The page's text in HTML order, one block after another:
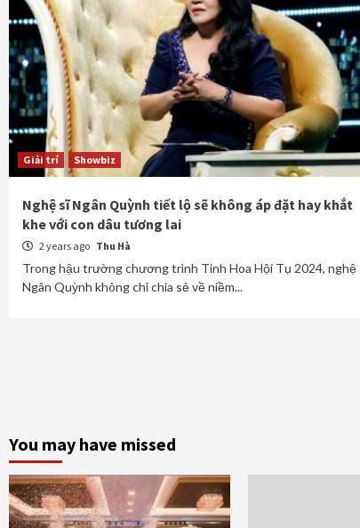
Giải trí Showbiz
Nghệ sĩ Ngân Quỳnh tiết lộ sẽ không áp đặt hay khắt
khe với con dâu tương lai
2 years ago Thu Hà
Trong hậu trường chương trình Tinh Hoa Hội Tụ 2024, nghệ
Ngân Quỳnh không chỉ chia sẻ về niềm...
You may have missed